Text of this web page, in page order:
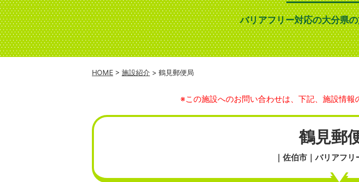
バリアフリー対応の大分県
HOME > 施設紹介 > 鶴見郵便局
※この施設へのお問い合わせは、下記、施設情報
鶴見郵
｜佐伯市｜バリアフリ